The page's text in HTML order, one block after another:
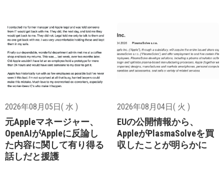
2026年08月05日( 水 )
元Appleマネージャー、
OpenAIがAppleに反論し
た内容に関して有り得る
話しだと援護
2026年08月04日( 火 )
EUの公開情報から、
AppleがPlasmaSolveを買
収したことが明らかに